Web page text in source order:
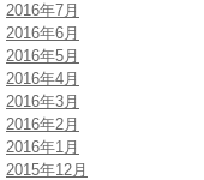
2016年7月
2016年6月
2016年5月
2016年4月
2016年3月
2016年2月
2016年1月
2015年12月